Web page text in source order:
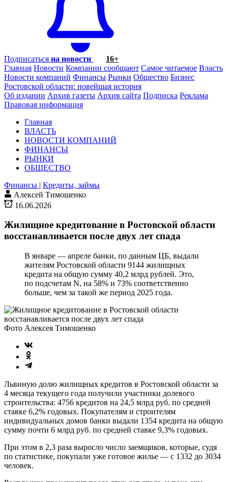
Подписаться на новости
16+
Главная Новости Компании сообщают Самое читаемое Власть
Новости компаний Финансы Рынки Общество Бизнес
Ростовской области: новейшая история
Об издании Архив газеты Архив сайта Подписка Реклама
Правовая информация
Главная
ВЛАСТЬ
НОВОСТИ КОМПАНИЙ
ФИНАНСЫ
РЫНКИ
ОБЩЕСТВО
Финансы | Кредиты, займы
Алексей Тимошенко
16.06.2026
Жилищное кредитование в Ростовской области
восстанавливается после двух лет спада
В январе — апреле банки, по данным ЦБ, выдали
жителям Ростовской области 9144 жилищных
кредита на общую сумму 40,2 млрд рублей. Это,
по подсчетам N, на 58% и 73% соответственно
больше, чем за такой же период 2025 года.
Фото Алексея Тимошенко
Львиную долю жилищных кредитов в Ростовской области за
4 месяца текущего года получили участники долевого
строительства: 4756 кредитов на 24,5 млрд руб. по средней
ставке 6,2% годовых. Покупателям и строителям
индивидуальных домов банки выдали 1354 кредита на общую
сумму почти 6 млрд руб. по средней ставке 9,3% годовых.
При этом в 2,3 раза выросло число заемщиков, которые, судя
по статистике, покупали уже готовое жилье — с 1332 до 3034
человек.